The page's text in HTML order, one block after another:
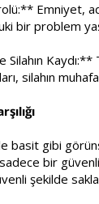
Emniyet,
bir problem
Silahın
silahın
basit gibi
bir
şekilde